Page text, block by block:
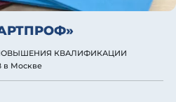
КВАЛИФИКАЦИИ
в Москве